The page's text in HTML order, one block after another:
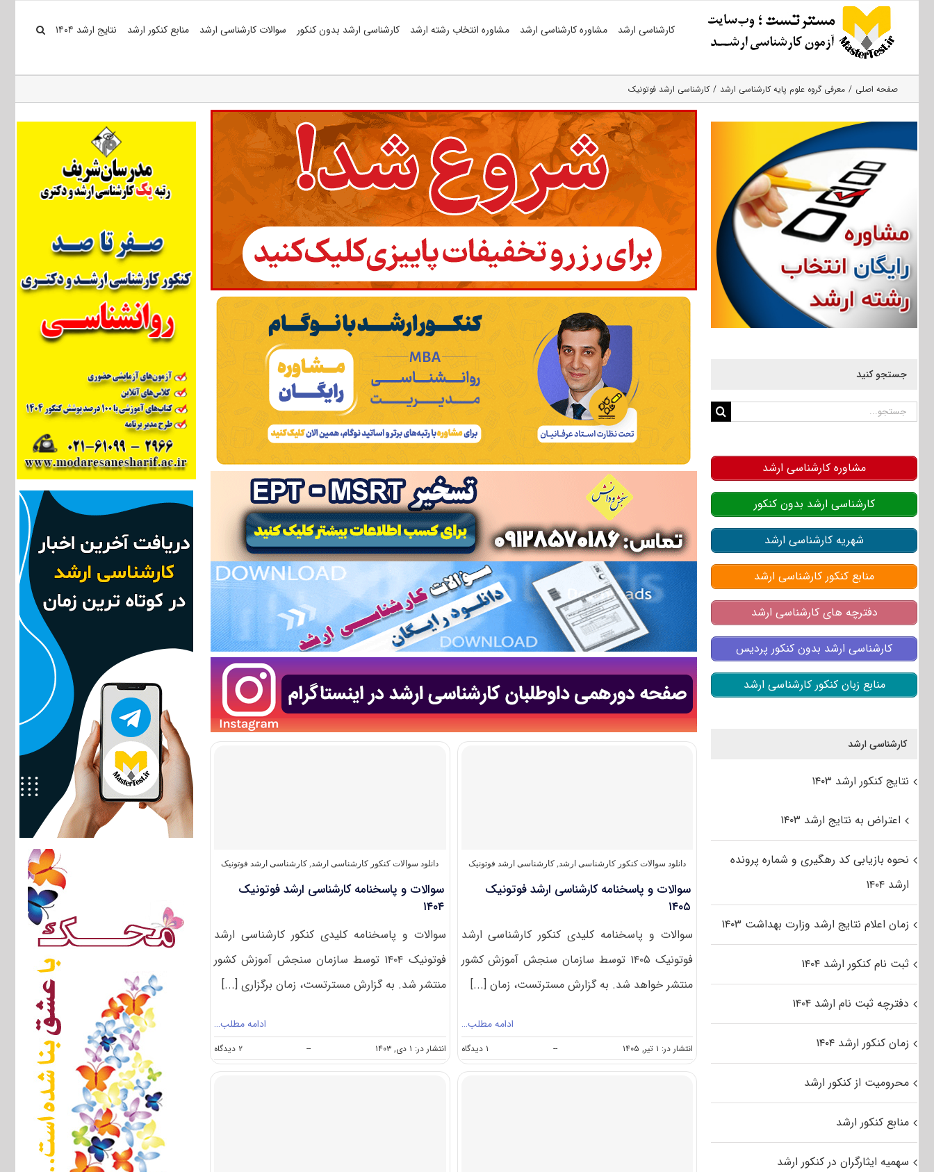
کارشناسی ارشد مشاوره کارشناسی ارشد مشاوره انتخاب رشته ارشد کارشناسی ارشد بدون کنکور سوالات کارشناسی ارشد منابع کنکور ارشد نتایج ارشد ۱۴۰۴
صفحه اصلی معرفی گروه علوم پایه کارشناسی ارشد کارشناسی ارشد فوتونیک
دانلود سوالات کنکور کارشناسی ارشد,کارشناسی ارشد فوتونیک
سوالات و پاسخنامه کارشناسی ارشد فوتونیک
۱۴۰۵
سوالات و پاسخنامه کلیدی کنکور کارشناسی ارشد
فوتونیک ۱۴۰۵ توسط سازمان سنجش آموزش کشور
منتشر خواهد شد. به گزارش مسترتست، زمان [...]
ادامه مطلب…
انتشار در: ۱ تیر, ۱۴۰۵ -- ۱ دیدگاه
سوالات
و
دانلود سوالات کنکور کارشناسی ارشد, کارشناسی ارشد فوتونیک
سوالات و پاسخنامه کارشناسی ارشد فوتونیک
۱۴۰۴
سوالات و پاسخنامه کلیدی کنکور کارشناسی ارشد
فوتونیک ۱۴۰۴ توسط سازمان سنجش آموزش کشور
منتشر شد. به گزارش مسترتست، زمان برگزاری [...]
ادامه مطلب…
انتشار در: ۱ دی, ۱۴۰۳ -- ۲ دیدگاه
on
سوالات
و
جستجو کنید
جستجو
مشاوره کارشناسی ارشد
کارشناسی ارشد بدون کنکور
شهریه کارشناسی ارشد
منابع کنکور کارشناسی ارشد
دفترچه های کارشناسی ارشد
کارشناسی ارشد بدون کنکور پردیس
منابع زبان کنکور کارشناسی ارشد
کارشناسی ارشد
نتایج کنکور ارشد ۱۴۰۳
اعتراض به نتایج ارشد ۱۴۰۳
نحوه بازیابی کد رهگیری و شماره پرونده
ارشد ۱۴۰۴
زمان اعلام نتایج ارشد وزارت بهداشت ۱۴۰۳
ثبت نام کنکور ارشد ۱۴۰۴
دفترچه ثبت نام ارشد ۱۴۰۴
زمان کنکور ارشد ۱۴۰۴
محرومیت از کنکور ارشد
منابع کنکور ارشد
سهمیه ایثارگران در کنکور ارشد